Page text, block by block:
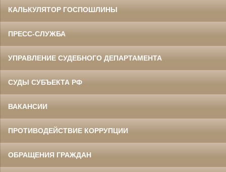
КАЛЬКУЛЯТОР ГОСПОШЛИНЫ
ПРЕСС-СЛУЖБА
УПРАВЛЕНИЕ СУДЕБНОГО ДЕПАРТАМЕНТА
СУДЫ СУБЪЕКТА РФ
ВАКАНСИИ
ПРОТИВОДЕЙСТВИЕ КОРРУПЦИИ
ОБРАЩЕНИЯ ГРАЖДАН